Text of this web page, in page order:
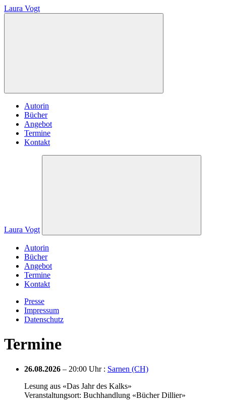
Laura Vogt
Autorin
Bücher
Angebot
Termine
Kontakt
Laura Vogt
Autorin
Bücher
Angebot
Termine
Kontakt
Presse
Impressum
Datenschutz
Termine
26.08.2026 – 20:00 Uhr : Sarnen (CH)
Lesung aus «Das Jahr des Kalks»
Veranstaltungsort: Buchhandlung «Bücher Dillier»